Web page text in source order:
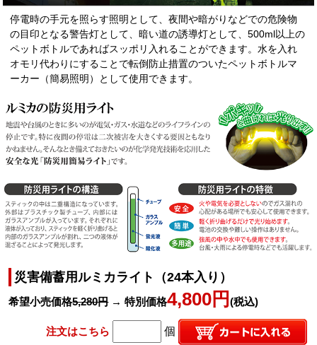
停電時の手元を照らす照明として、夜間や暗がりなどでの危険物
の目印となる警告灯として、暗い道の誘導灯として、500ml以上の
ペットボトルであればスッポリ入れることができます。水を入れ
オモリ代わりにすることで転倒防止措置のついたペットボトルマ
ーカー（簡易照明）として使用できます。
災害備蓄用ルミカライト（24本入り）
希望小売価格5,280円→ 特別価格4,800円(税込)
注文はこちら 個